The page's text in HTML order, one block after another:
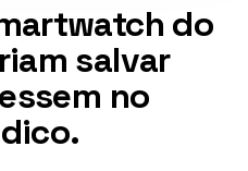
do
salvar
no